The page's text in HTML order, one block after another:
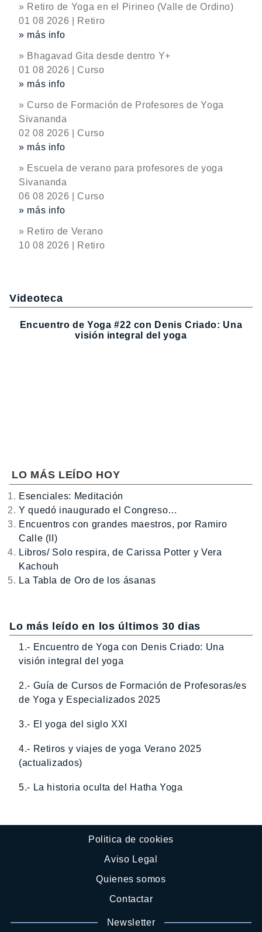
» Retiro de Yoga en el Pirineo (Valle de Ordino)
01 08 2026 | Retiro
» más info
» Bhagavad Gita desde dentro Y+
01 08 2026 | Curso
» más info
» Curso de Formación de Profesores de Yoga
Sivananda
02 08 2026 | Curso
» más info
» Escuela de verano para profesores de yoga
Sivananda
06 08 2026 | Curso
» más info
» Retiro de Verano
10 08 2026 | Retiro
Videoteca
Encuentro de Yoga #22 con Denis Criado: Una
visión integral del yoga
LO MÁS LEÍDO HOY
Esenciales: Meditación
Y quedó inaugurado el Congreso…
Encuentros con grandes maestros, por Ramiro
Calle (II)
Libros/ Solo respira, de Carissa Potter y Vera
Kachouh
La Tabla de Oro de los ásanas
Lo más leído en los últimos 30 dias
1.- Encuentro de Yoga con Denis Criado: Una
visión integral del yoga
2.- Guía de Cursos de Formación de Profesoras/es
de Yoga y Especializados 2025
3.- El yoga del siglo XXI
4.- Retiros y viajes de yoga Verano 2025
(actualizados)
5.- La historia oculta del Hatha Yoga
Politica de cookies
Aviso Legal
Quienes somos
Contactar
Newsletter